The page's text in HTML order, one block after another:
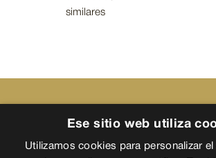
similares
Ese sitio web utiliza
Utilizamos cookies para personalizar